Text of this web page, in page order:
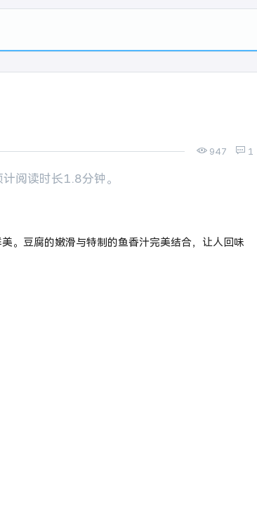
947 1
阅读时长1.8分钟。
。豆腐的嫩滑与特制的鱼香汁完美结合，让人回味